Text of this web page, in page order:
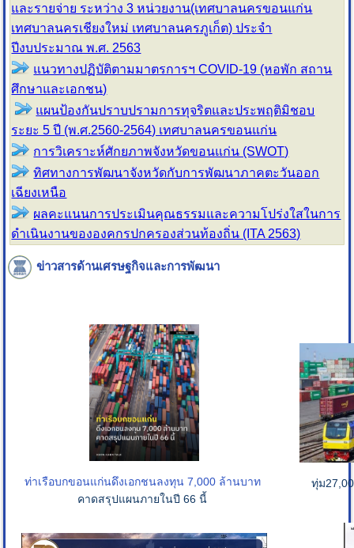
และรายจ่าย ระหว่าง 3 หน่วยงาน(เทศบาลนครขอนแก่น
เทศบาลนครเชียงใหม่ เทศบาลนครภูเก็ต) ประจำ
ปีงบประมาณ พ.ศ. 2563
แนวทางปฏิบัติตามมาตรการฯ COVID-19 (หอพัก สถาน
ศึกษาและเอกชน)
แผนป้องกันปราบปรามการทุจริตและประพฤติมิชอบ
ระยะ 5 ปี (พ.ศ.2560-2564) เทศบาลนครขอนแก่น
การวิเคราะห์ศักยภาพจังหวัดขอนแก่น (SWOT)
ทิศทางการพัฒนาจังหวัดกับการพัฒนาภาคตะวันออก
เฉียงเหนือ
ผลคะแนนการประเมินคุณธรรมและความโปร่งใสในการ
ดำเนินงานขององคกรปกครองส่วนท้องถิ่น (ITA 2563)
ข่าวสารด้านเศรษฐกิจและการพัฒนา
ท่าเรือบกขอนแก่นดึงเอกชนลงทุน 7,000 ล้านบาท
คาดสรุปแผนภายในปี 66 นี้
ทุ่ม